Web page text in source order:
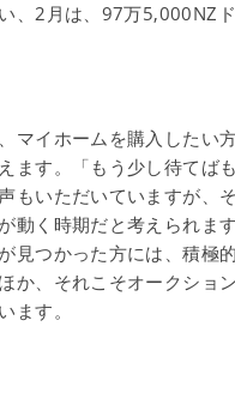
、2月は、97万5,000NZ
マイホームを購入したい
ます。「もう少し待てば
もいただいていますが、
動く時期だと考えられま
見つかった方には、積極
か、それこそオークショ
ます。